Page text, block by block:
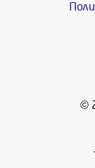
©